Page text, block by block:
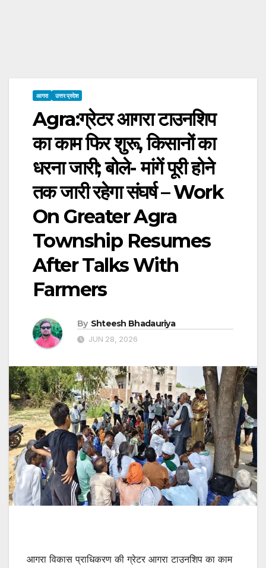
आगरा उत्तर प्रदेश
Agra:ग्रेटर आगरा टाउनशिप
का काम फिर शुरू, किसानों का
धरना जारी; बोले- मांगें पूरी होने
तक जारी रहेगा संघर्ष – Work
On Greater Agra
Township Resumes
After Talks With
Farmers
By Shteesh Bhadauriya
JUN 28, 2026
आगरा विकास प्राधिकरण की ग्रेटर आगरा टाउनशिप का काम